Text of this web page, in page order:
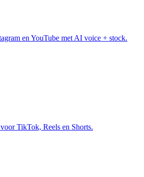
en YouTube met AI voice + stock.
TikTok, Reels en Shorts.